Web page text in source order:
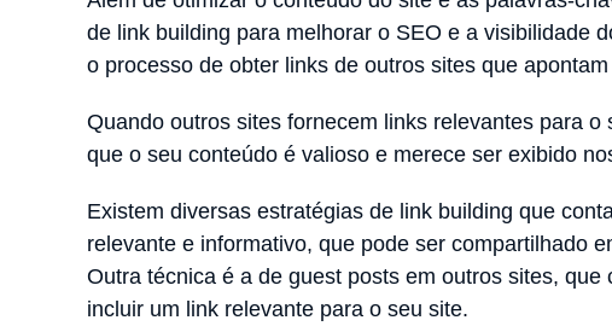
de link building para melhorar o SEO e a visibilidade
o processo de obter links de outros sites que
Quando outros sites fornecem links relevantes para
que o seu conteúdo é valioso e merece ser exibido
Existem diversas estratégias de link building que
relevante e informativo, que pode ser compartilhado
Outra técnica é a de guest posts em outros sites,
incluir um link relevante para o seu site.